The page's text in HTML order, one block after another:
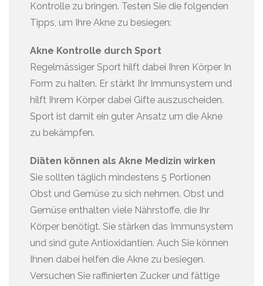
Kontrolle zu bringen. Testen Sie die folgenden
Tipps, um Ihre Akne zu besiegen:
Akne Kontrolle durch Sport
Regelmässiger Sport hilft dabei Ihren Körper In
Form zu halten. Er stärkt Ihr Immunsystem und
hilft Ihrem Körper dabei Gifte auszuscheiden.
Sport ist damit ein guter Ansatz um die Akne
zu bekämpfen.
Diäten können als Akne Medizin wirken
Sie sollten täglich mindestens 5 Portionen
Obst und Gemüse zu sich nehmen. Obst und
Gemüse enthalten viele Nährstoffe, die Ihr
Körper benötigt. Sie stärken das Immunsystem
und sind gute Antioxidantien. Auch Sie können
Ihnen dabei helfen die Akne zu besiegen.
Versuchen Sie raffinierten Zucker und fättige